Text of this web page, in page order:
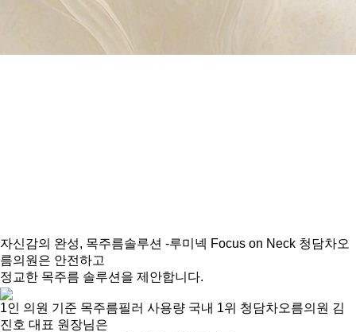
자신감의 완성, 목주름솔루션 -루미넥 Focus on Neck 청담차오
름의원은 안전하고
정교한 목주름 솔루션을 제안합니다.
1인 의원 기준 목주름필러 사용량 국내 1위 청담차오름의원 김
진호 대표 원장님은